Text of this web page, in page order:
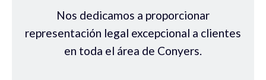
Nos dedicamos a proporcionar
representación legal excepcional a clientes
en toda el área de Conyers.